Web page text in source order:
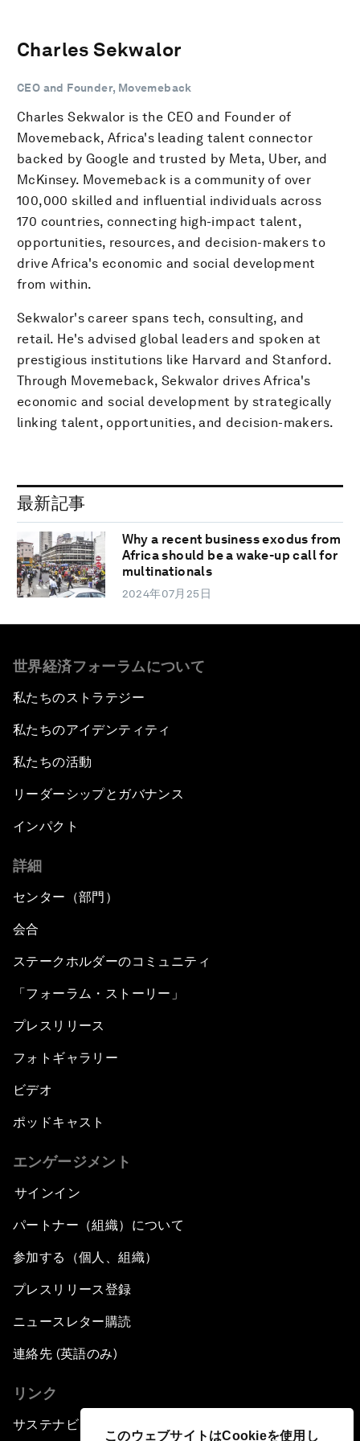
このウェブサイトはCookieを使用し
Charles Sekwalor
CEO and Founder, Movemeback
Charles Sekwalor is the CEO and Founder of
Movemeback, Africa's leading talent connector
backed by Google and trusted by Meta, Uber, and
McKinsey. Movemeback is a community of over
100,000 skilled and influential individuals across
170 countries, connecting high-impact talent,
opportunities, resources, and decision-makers to
drive Africa's economic and social development
from within.
Sekwalor's career spans tech, consulting, and
retail. He's advised global leaders and spoken at
prestigious institutions like Harvard and Stanford.
Through Movemeback, Sekwalor drives Africa's
economic and social development by strategically
linking talent, opportunities, and decision-makers.
最新記事
Why a recent business exodus from
Africa should be a wake-up call for
multinationals
2024年07月25日
世界経済フォーラムについて
私たちのストラテジー
私たちのアイデンティティ
私たちの活動
リーダーシップとガバナンス
インパクト
詳細
センター（部門）
会合
ステークホルダーのコミュニティ
「フォーラム・ストーリー」
プレスリリース
フォトギャラリー
ビデオ
ポッドキャスト
エンゲージメント
サインイン
パートナー（組織）について
参加する（個人、組織）
プレスリリース登録
ニュースレター購読
連絡先 (英語のみ)
リンク
サステナビリティへの取り組み